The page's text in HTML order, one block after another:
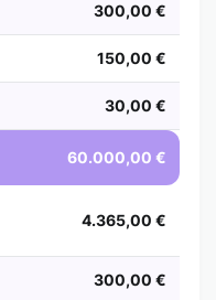
300,00 €
150,00 €
30,00 €
60.000,00 €
4.365,00 €
300,00 €